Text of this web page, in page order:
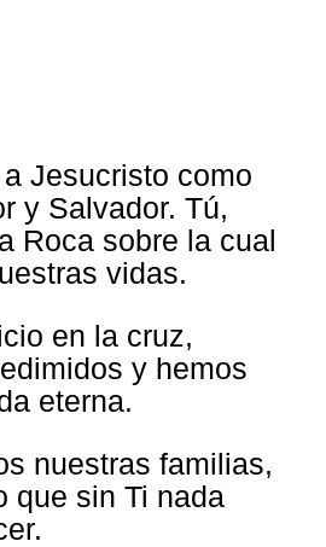
Jesucristo como
y Salvador. Tú,
Roca sobre la cual
vidas.
en la cruz,
y hemos
eterna.
nuestras familias,
que sin Ti nada